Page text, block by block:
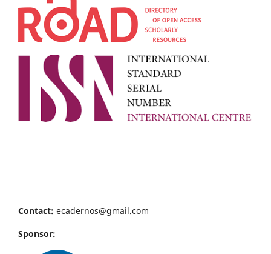
Contact: ecadernos@gmail.com
Sponsor: